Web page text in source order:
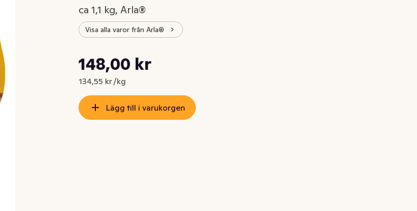
ca 1,1 kg, Arla®
Visa alla varor från Arla®
Nuvarande pris är: 148,00 kr
148,00 kr
134,55 kr /kg
Styckpris: 134,55 kr /kg
Lägg till i varukorgen